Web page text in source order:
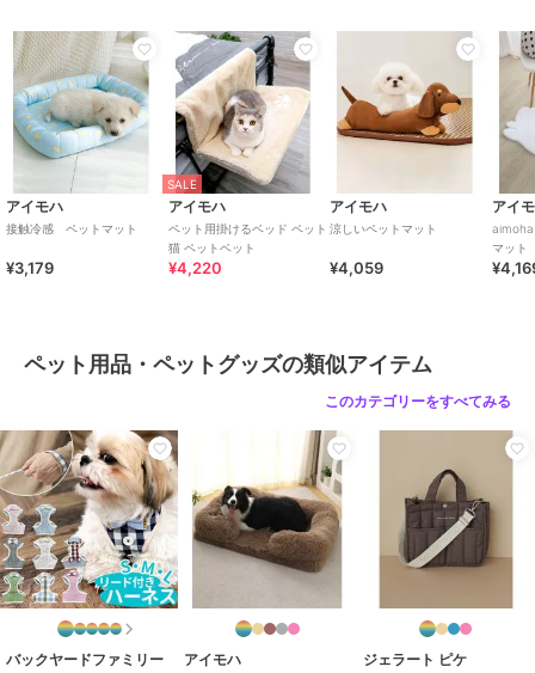
アイモハ
接触冷感 ペットマット
¥3,179
SALE
アイモハ
ペット用掛けるベッド ペット
猫 ペットベット
¥4,220
アイモハ
涼しいペットマット
¥4,059
アイ
マット
ペット用品・ペットグッズの類似アイテム
このカテゴリーをすべてみる
バックヤードファミリー アイモハ ジェラート ピケ